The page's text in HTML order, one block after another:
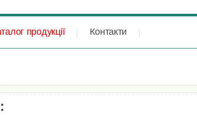
продукції Контакти
: